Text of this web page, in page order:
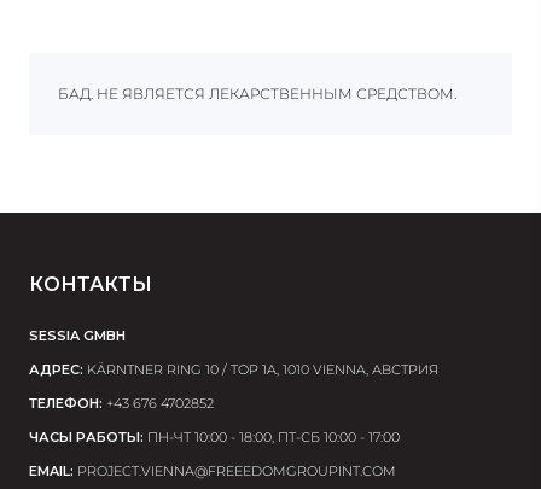
БАД. НЕ ЯВЛЯЕТСЯ ЛЕКАРСТВЕННЫМ СРЕДСТВОМ.
КОНТАКТЫ
SESSIA GMBH
АДРЕС: KÄRNTNER RING 10 / TOP 1A, 1010 VIENNA, АВСТРИЯ
ТЕЛЕФОН: +43 676 4702852
ЧАСЫ РАБОТЫ: ПН-ЧТ 10:00 - 18:00, ПТ-СБ 10:00 - 17:00
EMAIL: PROJECT.VIENNA@FREEEDOMGROUPINT.COM